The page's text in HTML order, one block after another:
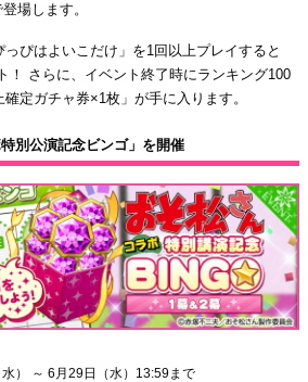
場します。
ぴはよいこだけ」を1回以上プレイすると
！ さらに、イベント終了時にランキング100
定ガチャ券×1枚」が手に入ります。
別公演記念ビンゴ」を開催
） ～ 6月29日（水）13:59まで